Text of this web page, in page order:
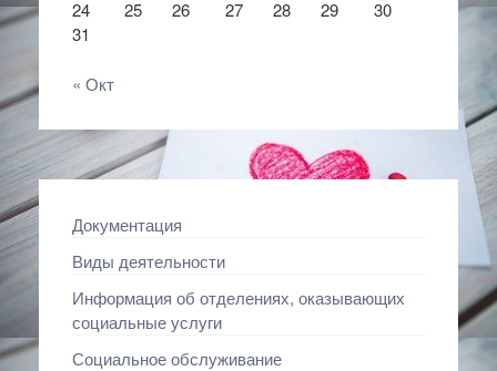
24 25 26 27 28 29
30
31
« Окт
Документация
Виды деятельности
Информация об отделениях, оказывающих
социальные услуги
Социальное обслуживание